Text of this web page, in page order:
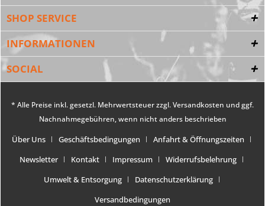
SHOP SERVICE
INFORMATIONEN
SOCIAL
* Alle Preise inkl. gesetzl. Mehrwertsteuer zzgl.Versandkosten und ggf.
Nachnahmegebühren, wenn nicht anders beschrieben
Über Uns Geschäftsbedingungen
Anfahrt & Öffnungszeiten
Newsletter
Kontakt Impressum
Widerrufsbelehrung
Umwelt & Entsorgung
Datenschutzerklärung
Versandbedingungen